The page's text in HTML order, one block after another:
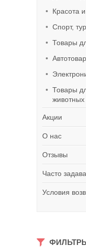
Красота
Спорт,
Товары
Товары
животных
Акции
О нас
Отзывы
Часто
Условия